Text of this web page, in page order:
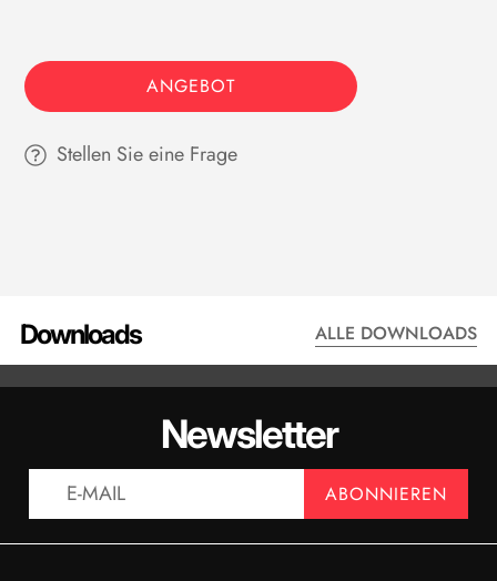
ANGEBOT
Stellen Sie eine Frage
Downloads ALLE DOWNLOADS
DATENBLATT - AQ6360
ANZEIGEN
Newsletter
ABONNIEREN